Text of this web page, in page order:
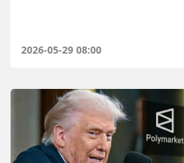
2026-05-29 08:00